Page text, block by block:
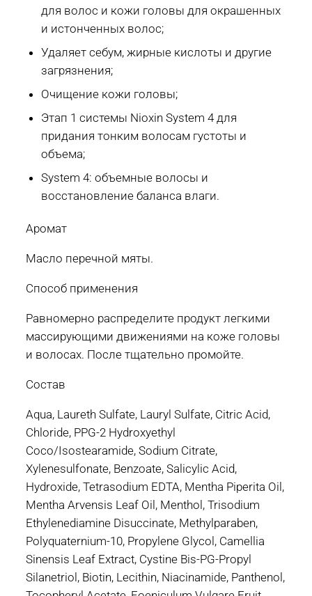
для волос и кожи головы для окрашенных
и истонченных волос;
Удаляет себум, жирные кислоты и другие
загрязнения;
Очищение кожи головы;
Этап 1 системы Nioxin System 4 для
придания тонким волосам густоты и
объема;
System 4: объемные волосы и
восстановление баланса влаги.
Аромат
Масло перечной мяты.
Способ применения
Равномерно распределите продукт легкими
массирующими движениями на коже головы
и волосах. После тщательно промойте.
Состав
Aqua, Laureth Sulfate, Lauryl Sulfate, Citric Acid,
Chloride, PPG-2 Hydroxyethyl
Coco/Isostearamide, Sodium Citrate,
Xylenesulfonate, Benzoate, Salicylic Acid,
Hydroxide, Tetrasodium EDTA, Mentha Piperita Oil,
Mentha Arvensis Leaf Oil, Menthol, Trisodium
Ethylenediamine Disuccinate, Methylparaben,
Polyquaternium-10, Propylene Glycol, Camellia
Sinensis Leaf Extract, Cystine Bis-PG-Propyl
Silanetriol, Biotin, Lecithin, Niacinamide, Panthenol,